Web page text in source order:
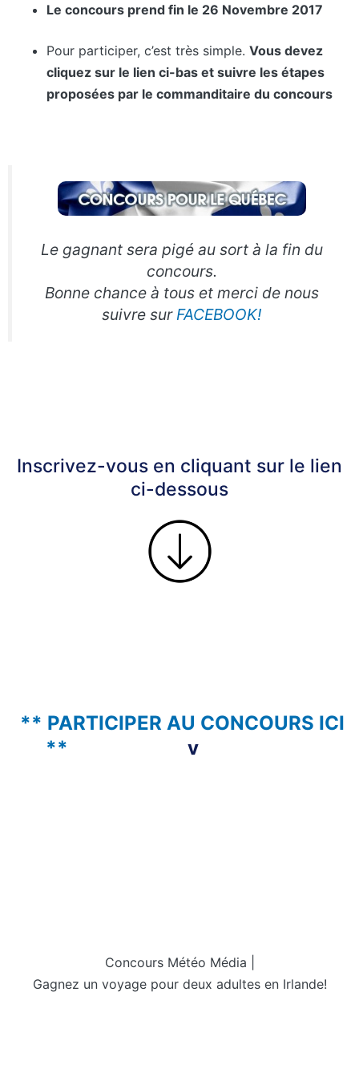
Le concours prend fin le 26 Novembre 2017
Pour participer, c’est très simple. Vous devez
cliquez sur le lien ci-bas et suivre les étapes
proposées par le commanditaire du concours
Le gagnant sera pigé au sort à la fin du
concours.
Bonne chance à tous et merci de nous
suivre surFACEBOOK!
Inscrivez-vous en cliquant sur le lien
ci-dessous
** PARTICIPER AU CONCOURS ICI
**
v
Concours Météo Média |
Gagnez un voyage pour deux adultes en Irlande!